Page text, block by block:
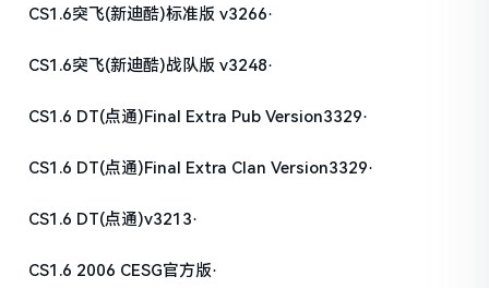
CS1.6突飞(新迪酷)标准版 v3266·
CS1.6突飞(新迪酷)战队版 v3248·
CS1.6 DT(点通)Final Extra Pub Version3329·
CS1.6 DT(点通)Final Extra Clan Version3329·
CS1.6 DT(点通)v3213·
CS1.6 2006 CESG官方版·